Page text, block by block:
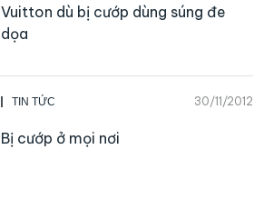
Vuitton dù bị cướp dùng súng đe
dọa
TIN TỨC 30/11/2012
Bị cướp ở mọi nơi